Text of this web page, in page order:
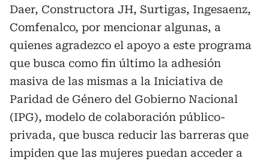
Daer, Constructora JH, Surtigas, Ingesaenz,
Comfenalco, por mencionar algunas, a
quienes agradezco el apoyo a este programa
que busca como fin último la adhesión
masiva de las mismas a la Iniciativa de
Paridad de Género del Gobierno Nacional
(IPG), modelo de colaboración público-
privada, que busca reducir las barreras que
impiden que las mujeres puedan acceder a